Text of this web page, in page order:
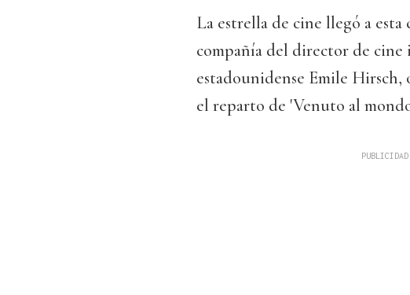
La estrella de cine llegó a
compañía del director de
estadounidense Emile Hirsch,
el reparto de 'Venuto al